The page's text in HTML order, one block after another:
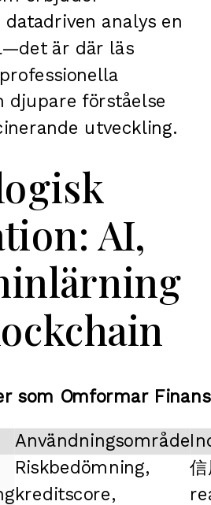
analys en
är där läs
djupare förståelse
utveckling.
AI,
som Omformar
Användningsområde
Riskbedömning,
kreditscore,